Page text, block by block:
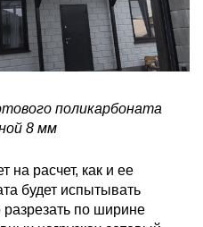
поликарбоната
8 мм
на расчет, как и ее
будет испытывать
разрезать по ширине